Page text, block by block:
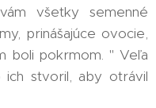
všetky semenné
prinášajúce ovocie,
boli pokrmom. " Veľa
ich stvoril, aby otrávil